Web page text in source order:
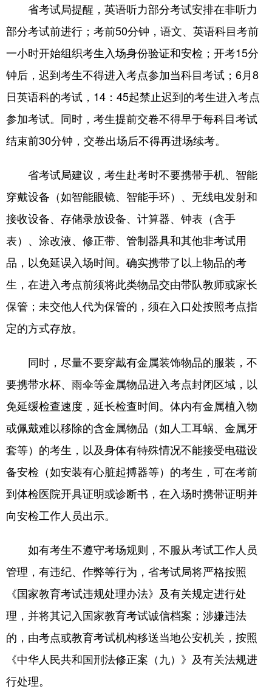
省考试局提醒，英语听力部分考试安排在非听力
部分考试前进行；考前50分钟，语文、英语科目考前
一小时开始组织考生入场身份验证和安检；开考15分
钟后，迟到考生不得进入考点参加当科目考试；6月8
日英语科的考试，14：45起禁止迟到的考生进入考点
参加考试。同时，考生提前交卷不得早于每科目考试
结束前30分钟，交卷出场后不得再进场续考。
省考试局建议，考生赴考时不要携带手机、智能
穿戴设备（如智能眼镜、智能手环）、无线电发射和
接收设备、存储录放设备、计算器、钟表（含手
表）、涂改液、修正带、管制器具和其他非考试用
品，以免延误入场时间。确实携带了以上物品的考
生，在进入考点前须将此类物品交由带队教师或家长
保管；未交他人代为保管的，须在入口处按照考点指
定的方式存放。
同时，尽量不要穿戴有金属装饰物品的服装，不
要携带水杯、雨伞等金属物品进入考点封闭区域，以
免延缓检查速度，延长检查时间。体内有金属植入物
或佩戴难以移除的含金属物品（如人工耳蜗、金属牙
套等）的考生，以及身体有特殊情况不能接受电磁设
备安检（如安装有心脏起搏器等）的考生，可在考前
到体检医院开具证明或诊断书，在入场时携带证明并
向安检工作人员出示。
如有考生不遵守考场规则，不服从考试工作人员
管理，有违纪、作弊等行为，省考试局将严格按照
《国家教育考试违规处理办法》及有关规定进行处
理，并将其记入国家教育考试诚信档案；涉嫌违法
的，由考点或教育考试机构移送当地公安机关，按照
《中华人民共和国刑法修正案（九）》及有关法规进
行处理。